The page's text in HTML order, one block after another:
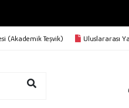
(Akademik Teşvik) Uluslararası